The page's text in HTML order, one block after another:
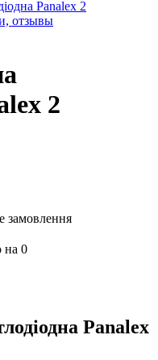
2
замовлення
на 0
Panalex